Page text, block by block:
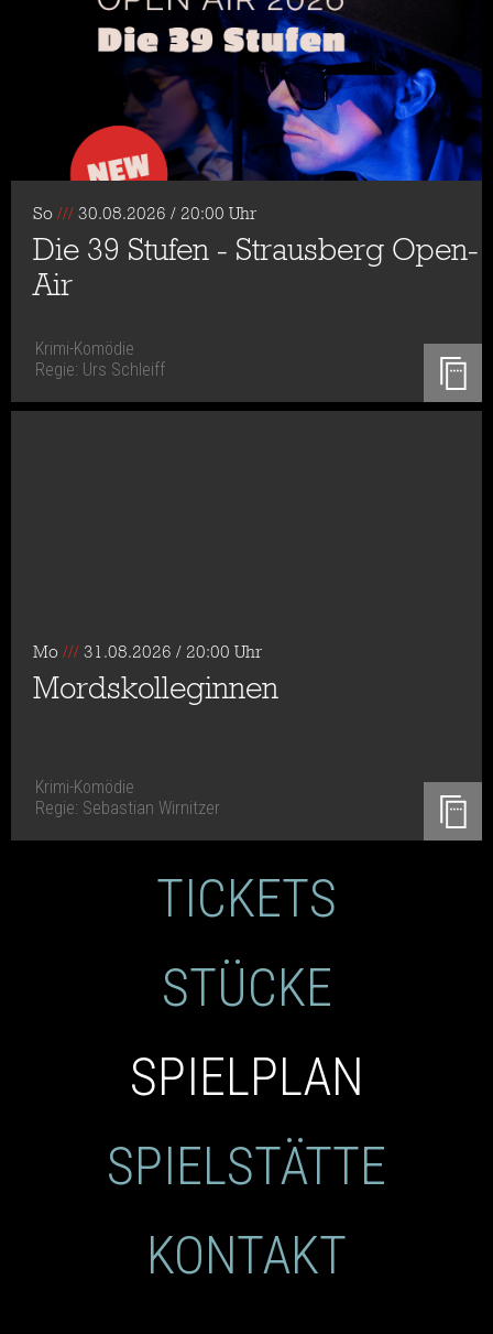
So /// 30.08.2026 / 20:00 Uhr
Die 39 Stufen - Strausberg Open-
Air
Krimi-Komödie
Regie: Urs Schleiff
Mo /// 31.08.2026 / 20:00 Uhr
Mordskolleginnen
Krimi-Komödie
Regie: Sebastian Wirnitzer
TICKETS
STÜCKE
SPIELPLAN
SPIELSTÄTTE
KONTAKT